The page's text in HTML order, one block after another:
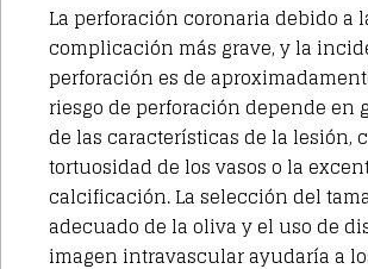
La perforación coronaria debido a
complicación más grave, y la
perforación es de
riesgo de perforación depende en
de las características de la lesión,
tortuosidad de los vasos o la
calcificación. La selección del
adecuado de la oliva y el uso de
imagen intravascular ayudaría a